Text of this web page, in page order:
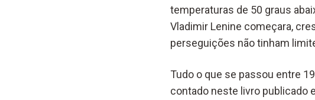
temperaturas de 50 graus
Vladimir Lenine começara,
perseguições não tinham
Tudo o que se passou entre
contado neste livro publicado